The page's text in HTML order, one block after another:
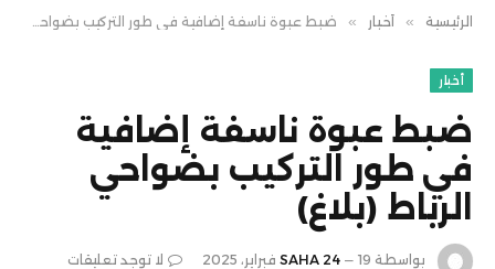
الرئيسية » أخبار » ضبط عبوة ناسفة إضافية في طور التركيب بضواحي الرباط (بلاغ)
أخبار
ضبط عبوة ناسفة إضافية
في طور التركيب بضواحي
الرباط (بلاغ)
بواسطة SAHA 24 19 فبراير، 2025
لا توجد تعليقات